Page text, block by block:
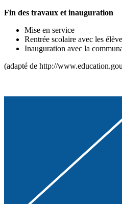
Fin des travaux et inauguration
Mise en service
Rentrée scolaire avec les
Inauguration avec la
(adapté de http://